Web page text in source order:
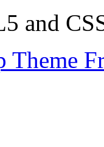
and
Theme